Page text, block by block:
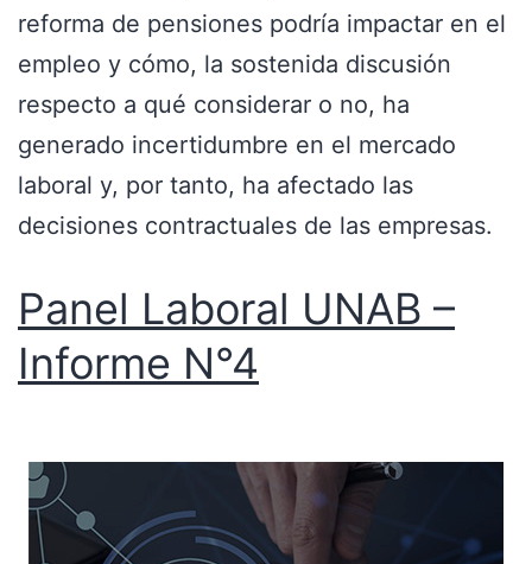
reforma de pensiones podría impactar en el
empleo y cómo, la sostenida discusión
respecto a qué considerar o no, ha
generado incertidumbre en el mercado
laboral y, por tanto, ha afectado las
decisiones contractuales de las empresas.
Panel Laboral UNAB –
Informe N°4